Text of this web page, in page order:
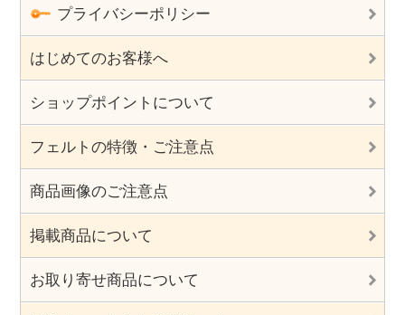
プライバシーポリシー
はじめてのお客様へ
ショップポイントについて
フェルトの特徴・ご注意点
商品画像のご注意点
掲載商品について
お取り寄せ商品について